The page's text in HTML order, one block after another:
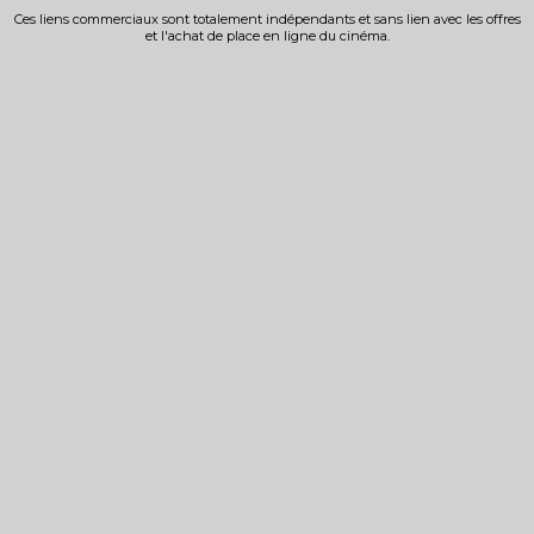
Ces liens commerciaux sont totalement indépendants et sans lien avec les offres
et l'achat de place en ligne du cinéma.